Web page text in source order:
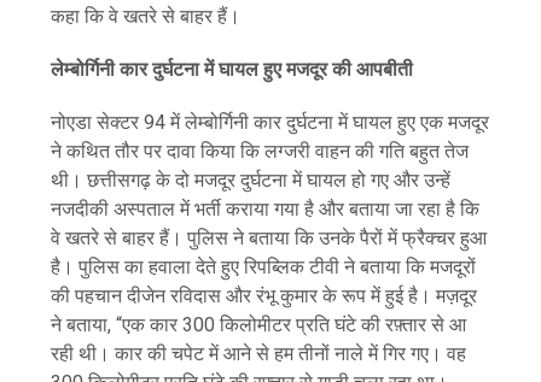
कहा कि वे खतरे से बाहर हैं।
लेम्बोर्गिनी कार दुर्घटना में घायल हुए मजदूर की आपबीती
नोएडा सेक्टर 94 में लेम्बोर्गिनी कार दुर्घटना में घायल हुए एक मजदूर
ने कथित तौर पर दावा किया कि लग्जरी वाहन की गति बहुत तेज
थी। छत्तीसगढ़ के दो मजदूर दुर्घटना में घायल हो गए और उन्हें
नजदीकी अस्पताल में भर्ती कराया गया है और बताया जा रहा है कि
वे खतरे से बाहर हैं। पुलिस ने बताया कि उनके पैरों में फ्रैक्चर हुआ
है। पुलिस का हवाला देते हुए रिपब्लिक टीवी ने बताया कि मजदूरों
की पहचान दीजेन रविदास और रंभू कुमार के रूप में हुई है। मज़दूर
ने बताया, “एक कार 300 किलोमीटर प्रति घंटे की रफ़्तार से आ
रही थी। कार की चपेट में आने से हम तीनों नाले में गिर गए। वह